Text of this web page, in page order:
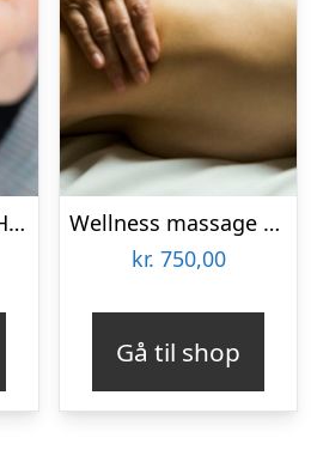
14 Dages Intro til Hot Yoga Aarhus
Wellness massage hos Helle Thorup
kr. 750,00
Gå til shop